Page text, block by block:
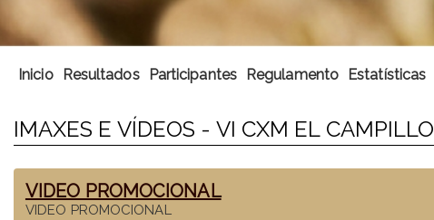
Inicio Resultados Participantes Regulamento Estatísticas
IMAXES E VÍDEOS - VI CXM EL CAMPILLO
VIDEO PROMOCIONAL
VIDEO PROMOCIONAL